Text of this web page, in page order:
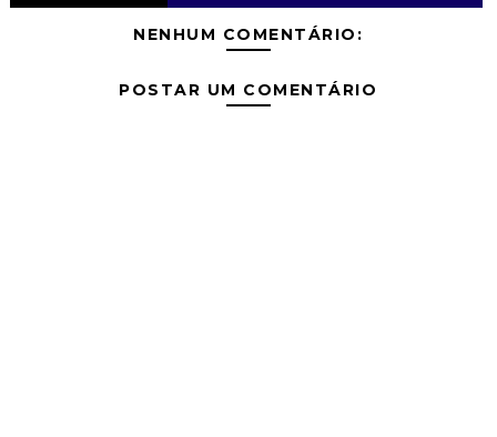
NENHUM COMENTÁRIO:
POSTAR UM COMENTÁRIO